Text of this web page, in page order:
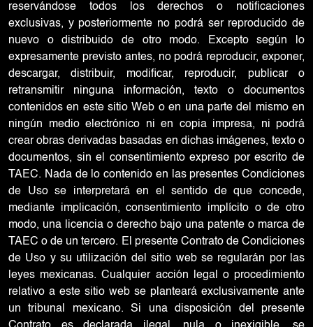
reservándose todos los derechos o notificaciones
exclusivas, y posteriormente no podrá ser reproducido de
nuevo o distribuido de otro modo. Excepto según lo
expresamente previsto antes, no podrá reproducir, exponer,
descargar, distribuir, modificar, reproducir, publicar o
retransmitir ninguna información, texto o documentos
contenidos en este sitio Web o en una parte del mismo en
ningún medio electrónico ni en copia impresa, ni podrá
crear obras derivadas basadas en dichas imágenes, texto o
documentos, sin el consentimiento expreso por escrito de
TAEC. Nada de lo contenido en las presentes Condiciones
de Uso se interpretará en el sentido de que concede,
mediante implicación, consentimiento implícito o de otro
modo, una licencia o derecho bajo una patente o marca de
TAEC o de un tercero. El presente Contrato de Condiciones
de Uso y su utilización del sitio web se regularán por las
leyes mexicanas. Cualquier acción legal o procedimiento
relativo a este sitio web se planteará exclusivamente ante
un tribunal mexicano. Si una disposición del presente